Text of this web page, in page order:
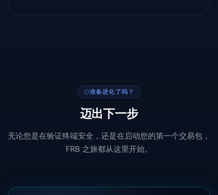
准备进化了吗？
迈出下一步
无论您是在验证终端安全，还是在启动您的第一个交易包，
FRB 之旅都从这里开始。